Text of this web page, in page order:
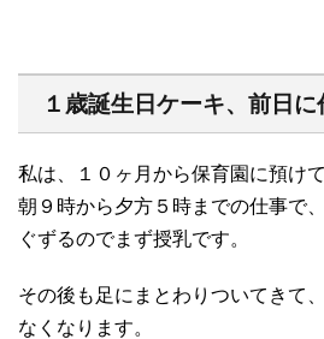
１歳誕生日ケーキ、前日に
私は、１０ヶ月から保育園に預けて
朝９時から夕方５時までの仕事で
ぐずるのでまず授乳です。
その後も足にまとわりついてきて
なくなります。